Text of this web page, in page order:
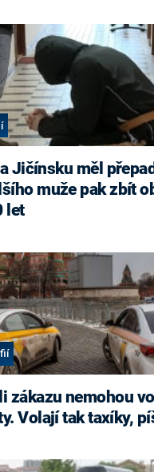
muže pak zbít
let
zákazu nemohou
Volají tak taxíky,